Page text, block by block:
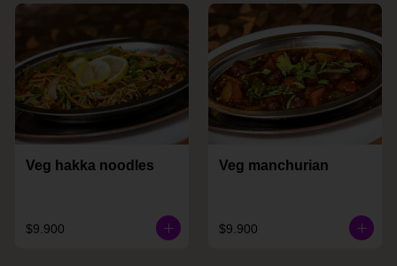
Veg hakka noodles
$9.900
Veg manchurian
$9.900